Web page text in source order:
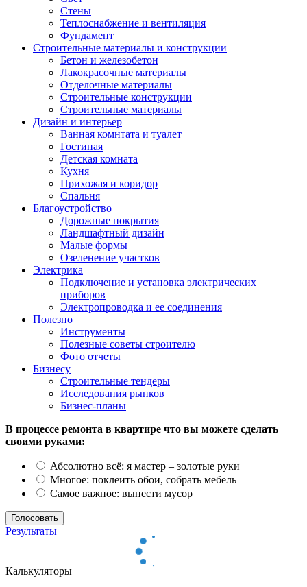
Стены
Теплоснабжение и вентиляция
Фундамент
Строительные материалы и конструкции
Бетон и железобетон
Лакокрасочные материалы
Отделочные материалы
Строительные конструкции
Строительные материалы
Дизайн и интерьер
Ванная комнтата и туалет
Гостиная
Детская комната
Кухня
Прихожая и коридор
Спальня
Благоустройство
Дорожные покрытия
Ландшафтный дизайн
Малые формы
Озеленение участков
Электрика
Подключение и установка электрических
приборов
Электропроводка и ее соединения
Полезно
Инструменты
Полезные советы строителю
Фото отчеты
Бизнесу
Строительные тендеры
Исследования рынков
Бизнес-планы
В процессе ремонта в квартире что вы можете сделать
своими руками:
Абсолютно всё: я мастер – золотые руки
Многое: поклеить обои, собрать мебель
Самое важное: вынести мусор
Результаты
Калькуляторы